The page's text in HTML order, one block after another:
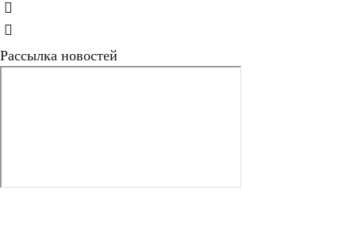
Рассылка новостей